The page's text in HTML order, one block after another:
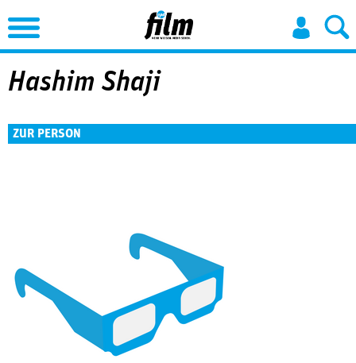
Jump to Navigation
Hashim Shaji
ZUR PERSON